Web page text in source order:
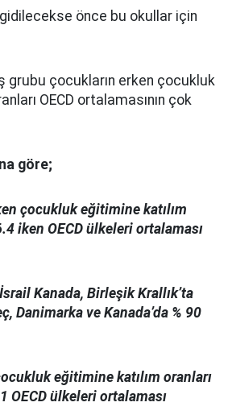
önce bu okullar için
grubu çocukların erken çocukluk
OECD ortalamasının çok
göre;
çocukluk eğitimine katılım
iken OECD ülkeleri ortalaması
Kanada, Birleşik Krallık’ta
Danimarka ve Kanada’da % 90
eğitimine katılım oranları
OECD ülkeleri ortalaması